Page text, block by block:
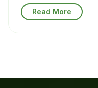
Read More